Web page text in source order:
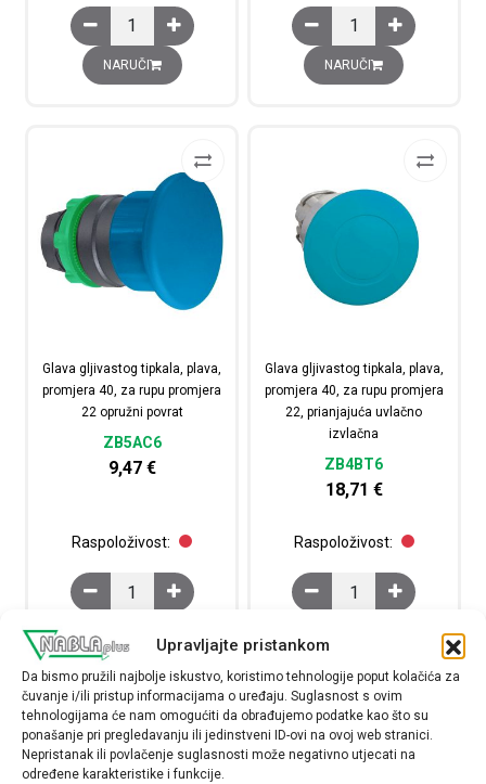
Upravljajte pristankom
Da bismo pružili najbolje iskustvo, koristimo tehnologije poput kolačića za
čuvanje i/ili pristup informacijama o uređaju. Suglasnost s ovim
tehnologijama će nam omogućiti da obrađujemo podatke kao što su
ponašanje pri pregledavanju ili jedinstveni ID-ovi na ovoj web stranici.
Nepristanak ili povlačenje suglasnosti može negativno utjecati na
određene karakteristike i funkcije.
Glava gljivastog tipkala, crna, promjera 40, za rupu
NARUČI
Glava gljivastog
NARUČI
Glava gljivastog tipkala, plava,
promjera 40, za rupu promjera
22 opružni povrat
ZB5AC6
9,47 €
Raspoloživost:
Glava gljivastog tipkala, plava, promjera 40, za rupu
Glava gljivastog tipkala, plava,
promjera 40, za rupu promjera
22, prianjajuća uvlačno
izvlačna
ZB4BT6
18,71 €
Raspoloživost:
Glava gljivastog